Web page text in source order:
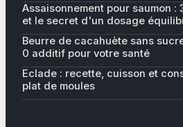
Assaisonnement pour saumon :
et le secret d'un dosage
Beurre de cacahuète sans
0 additif pour votre santé
Eclade : recette, cuisson et
plat de moules